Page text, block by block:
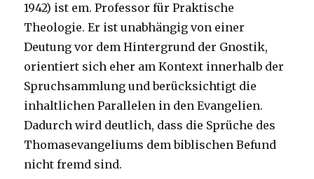
1942) ist em. Professor für Praktische
Theologie. Er ist unabhängig von einer
Deutung vor dem Hintergrund der Gnostik,
orientiert sich eher am Kontext innerhalb der
Spruchsammlung und berücksichtigt die
inhaltlichen Parallelen in den Evangelien.
Dadurch wird deutlich, dass die Sprüche des
Thomasevangeliums dem biblischen Befund
nicht fremd sind.